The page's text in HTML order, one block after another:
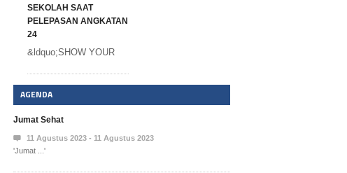
SEKOLAH SAAT
PELEPASAN ANGKATAN
24
&ldquo;SHOW YOUR
AGENDA
Jumat Sehat

11 Agustus 2023 - 11 Agustus 2023
'Jumat ...'